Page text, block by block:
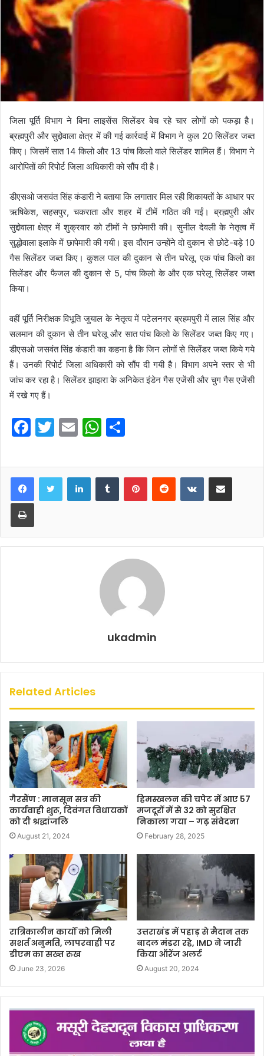
जिला पूर्ति विभाग ने बिना लाइसेंस सिलेंडर बेच रहे चार लोगों को पकड़ा है।
ब्रह्मपुरी और सुद्दोवाला क्षेत्र में की गई कार्रवाई में विभाग ने कुल 20 सिलेंडर जब्त
किए। जिसमें सात 14 किलो और 13 पांच किलो वाले सिलेंडर शामिल हैं। विभाग ने
आरोपितों की रिपोर्ट जिला अधिकारी को सौंप दी है।
डीएसओ जसवंत सिंह कंडारी ने बताया कि लगातार मिल रही शिकायतों के आधार पर
ऋषिकेश, सहसपुर, चकराता और शहर में टीमें गठित की गईं। ब्रह्मपुरी और
सुद्दोवाला क्षेत्र में शुक्रवार को टीमों ने छापेमारी की। सुनील देवली के नेतृत्व में
सुद्धोवाला इलाके में छापेमारी की गयी। इस दौरान उन्होंने दो दुकान से छोटे-बड़े 10
गैस सिलेंडर जब्त किए। कुशल पाल की दुकान से तीन घरेलू, एक पांच किलो का
सिलेंडर और फैजल की दुकान से 5, पांच किलो के और एक घरेलू सिलेंडर जब्त
किया।
वहीं पूर्ति निरीक्षक विभूति जुयाल के नेतृत्व में पटेलनगर ब्रहमपुरी में लाल सिंह और
सलमान की दुकान से तीन घरेलू और सात पांच किलो के सिलेंडर जब्त किए गए।
डीएसओ जसवंत सिंह कंडारी का कहना है कि जिन लोगों से सिलेंडर जब्त किये गये
हैं। उनकी रिपोर्ट जिला अधिकारी को सौंप दी गयी है। विभाग अपने स्तर से भी
जांच कर रहा है। सिलेंडर झाझरा के अनिकेत इंडेन गैस एजेंसी और चुग गैस एजेंसी
में रखे गए हैं।
F
c
e
b
o
o
T
itt
er
E
ai
l
W
at
s
A
p
ar
e
ukadmin
Related Articles
गैरसैंण : मानसून सत्र की
कार्यवाही शुरू, दिवंगत विधायकों
को दी श्रद्धांजलि
August 21, 2024
हिमस्खलन की चपेट में आए 57
मजदूरों में से 32 को सुरक्षित
निकाला गया – गढ़ संवेदना
February 28, 2025
रात्रिकालीन कार्यों को मिली
सशर्त अनुमति, लापरवाही पर
डीएम का सख्त रुख
June 23, 2026
उत्तराखंड में पहाड़ से मैदान तक
बादल मंडरा रहे, IMD ने जारी
किया ऑरेंज अलर्ट
August 20, 2024